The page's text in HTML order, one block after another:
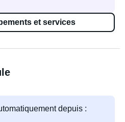
et services
depuis :